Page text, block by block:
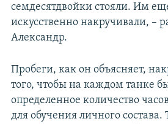
семдесятдвойки стояли. Им
искусственно накручивали, –
Александр.
Пробеги, как он объясняет,
того, чтобы на каждом танке
определенное количество
для обучения личного